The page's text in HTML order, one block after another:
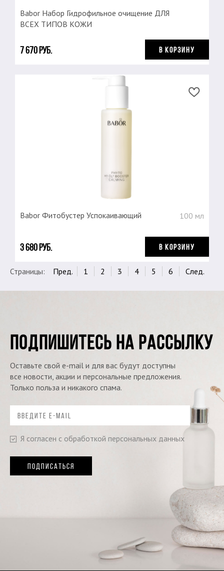
Babor Набор Гидрофильное очищение ДЛЯ
ВСЕХ ТИПОВ КОЖИ
7 670 руб. В КОРЗИНУ
Babor Фитобустер Успокаивающий 100 мл
3 680 руб. В КОРЗИНУ
Страницы: Пред. 1 2 3 4 5 6 След.
ПОДПИШИТЕСЬ НА РАССЫЛКУ
Оставьте свой e-mail и для вас будут доступны
все новости, акции и персональные предложения.
Только польза и никакого спама.
Я согласен с обработкой персональных данных
ПОДПИСАТЬСЯ